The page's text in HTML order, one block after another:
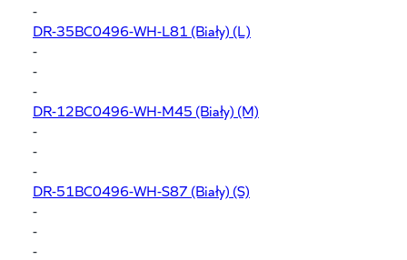
-
DR-35BC0496-WH-L81 (Biały) (L)
-
-
-
DR-12BC0496-WH-M45 (Biały) (M)
-
-
-
DR-51BC0496-WH-S87 (Biały) (S)
-
-
-